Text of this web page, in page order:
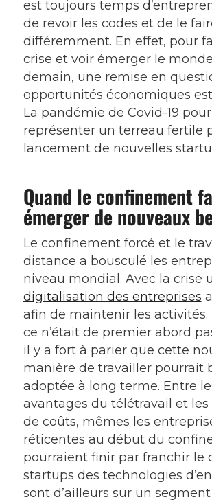
est toujours temps
de revoir les codes et de le
différemment. En effet, pour
crise et voir émerger le
demain, une remise en
opportunités économiques
La pandémie de Covid-19
représenter un terreau fertile
lancement de nouvelles
Quand le confinement
émerger de nouveaux
Le confinement forcé et le
distance a bousculé les
niveau mondial. Avec la crise
digitalisation des entreprises
afin de maintenir les activités.
ce n’était de premier abord
il y a fort à parier que cette
manière de travailler pourrait
adoptée à long terme. Entre
avantages du télétravail et
de coûts, mêmes les
réticentes au début du
pourraient finir par franchir le
startups des technologies
sont d’ailleurs sur un